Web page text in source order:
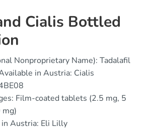
Cialis Bottled
Nonproprietary Name): Tadalafil
in Austria: Cialis
Film-coated tablets (2.5 mg, 5
Austria: Eli Lilly